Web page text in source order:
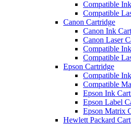
Compatible
Compatible
Canon Cartridge
Canon Ink
Canon Laser
Compatible
Compatible
Epson Cartridge
Compatible
Compatible
Epson Ink
Epson Label
Epson Matrix
Hewlett Packard